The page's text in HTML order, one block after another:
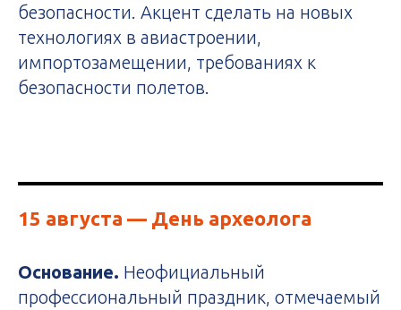
безопасности. Акцент сделать на новых
технологиях в авиастроении,
импортозамещении, требованиях к
безопасности полетов.
15 августа — День археолога
Основание. Неофициальный
профессиональный праздник, отмечаемый